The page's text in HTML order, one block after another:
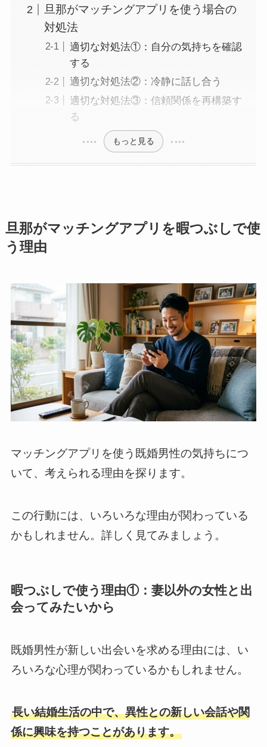
旦那がマッチングアプリを使う場合の
対処法
適切な対処法①：自分の気持ちを確認
する
適切な対処法②：冷静に話し合う
適切な対処法③：信頼関係を再構築す
る
もっと見る
旦那がマッチングアプリを暇つぶしで使
う理由
マッチングアプリを使う既婚男性の気持ちにつ
いて、考えられる理由を探ります。
この行動には、いろいろな理由が関わっている
かもしれません。詳しく見てみましょう。
暇つぶしで使う理由①：妻以外の女性と出
会ってみたいから
既婚男性が新しい出会いを求める理由には、い
ろいろな心理が関わっているかもしれません。
長い結婚生活の中で、異性との新しい会話や関
係に興味を持つことがあります。